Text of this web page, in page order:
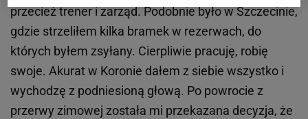
przecież trener i zarząd. Podobnie było w Szczecinie,
gdzie strzeliłem kilka bramek w rezerwach, do
których byłem zsyłany. Cierpliwie pracuję, robię
swoje. Akurat w Koronie dałem z siebie wszystko i
wychodzę z podniesioną głową. Po powrocie z
przerwy zimowej została mi przekazana decyzja, że